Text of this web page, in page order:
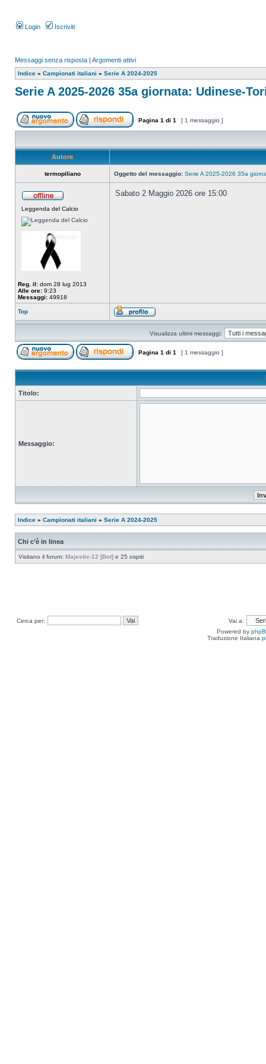
Login Iscriviti
Messaggi senza risposta | Argomenti attivi
Indice » Campionati italiani » Serie A 2024-2025
Serie A 2025-2026 35a giornata: Udinese-
Pagina 1 di 1 [ 1 messaggio ]
Autore
termopiliano Oggetto del messaggio: Serie A 2025-2026 35a
Leggenda del Calcio
Reg. il: dom 28 lug 2013
Alle ore: 9:23
Messaggi: 49918
Sabato 2 Maggio 2026 ore 15:00
Top
Visualizza ultimi messaggi:
Pagina 1 di 1 [ 1 messaggio ]
Titolo:
Messaggio:
Indice » Campionati italiani » Serie A 2024-2025
Chi c’è in linea
Visitano il forum: Majestic-12 [Bot] e 25 ospiti
Cerca per:
Vai a:
Powered by
Traduzione Italiana